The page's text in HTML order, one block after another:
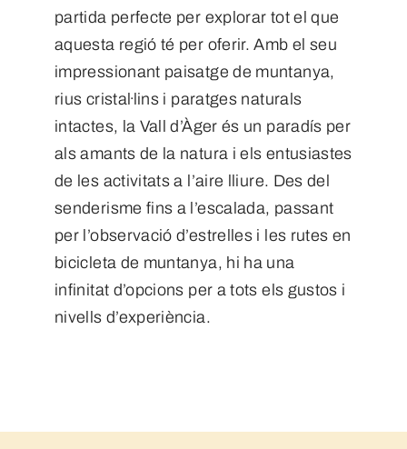
partida perfecte per explorar tot el que
aquesta regió té per oferir. Amb el seu
impressionant paisatge de muntanya,
rius cristal·lins i paratges naturals
intactes, la Vall d’Àger és un paradís per
als amants de la natura i els entusiastes
de les activitats a l’aire lliure. Des del
senderisme fins a l’escalada, passant
per l’observació d’estrelles i les rutes en
bicicleta de muntanya, hi ha una
infinitat d’opcions per a tots els gustos i
nivells d’experiència.